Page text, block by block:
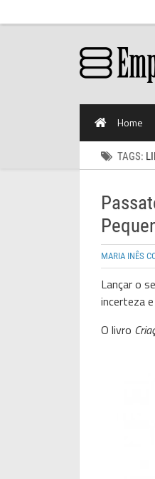
Home
TAGS:
MARIA INÊS
Lançar o
incerteza
O livro